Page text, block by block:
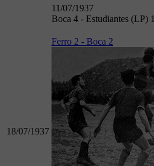
11/07/1937
Boca 4 - Estudiantes (LP) 1
18/07/1937
Ferro 2 - Boca 2